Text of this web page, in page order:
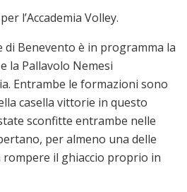
l’Accademia Volley.
di Benevento è in programma la
la Pallavolo Nemesi
Entrambe le formazioni sono
casella vittorie in questo
sconfitte entrambe nelle
per almeno una delle
il ghiaccio proprio in